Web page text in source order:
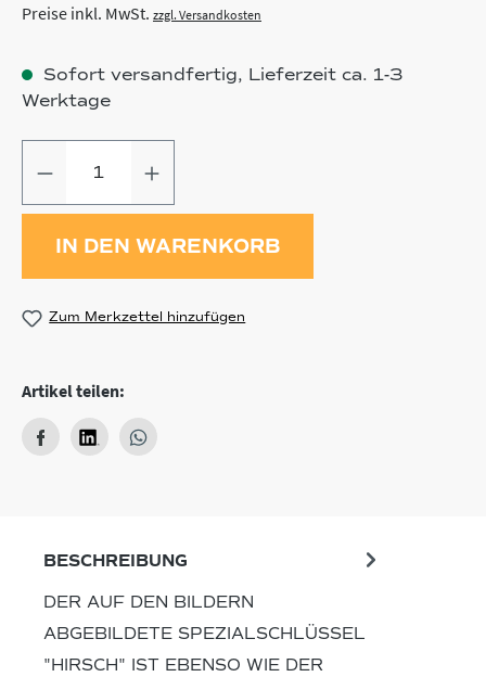
Preise inkl. MwSt. zzgl. Versandkosten
Sofort versandfertig, Lieferzeit ca. 1-3
Werktage
IN DEN WARENKORB
Zum Merkzettel hinzufügen
Artikel teilen:
BESCHREIBUNG
DER AUF DEN BILDERN
ABGEBILDETE SPEZIALSCHLÜSSEL
"HIRSCH" IST EBENSO WIE DER